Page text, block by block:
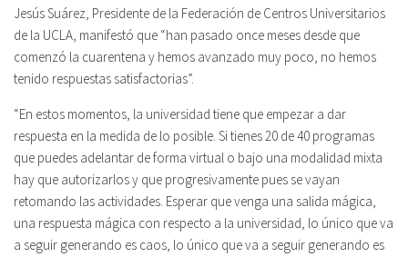
Jesús Suárez, Presidente de la Federación de Centros Universitarios
de la UCLA, manifestó que “han pasado once meses desde que
comenzó la cuarentena y hemos avanzado muy poco, no hemos
tenido respuestas satisfactorias”.
“En estos momentos, la universidad tiene que empezar a dar
respuesta en la medida de lo posible. Si tienes 20 de 40 programas
que puedes adelantar de forma virtual o bajo una modalidad mixta
hay que autorizarlos y que progresivamente pues se vayan
retomando las actividades. Esperar que venga una salida mágica,
una respuesta mágica con respecto a la universidad, lo único que va
a seguir generando es caos, lo único que va a seguir generando es